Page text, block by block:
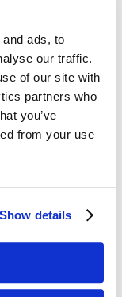
ads, to
our traffic.
of our site with
partners who
you’ve
from your use
Show details
y reafirmante
con oxígeno
X